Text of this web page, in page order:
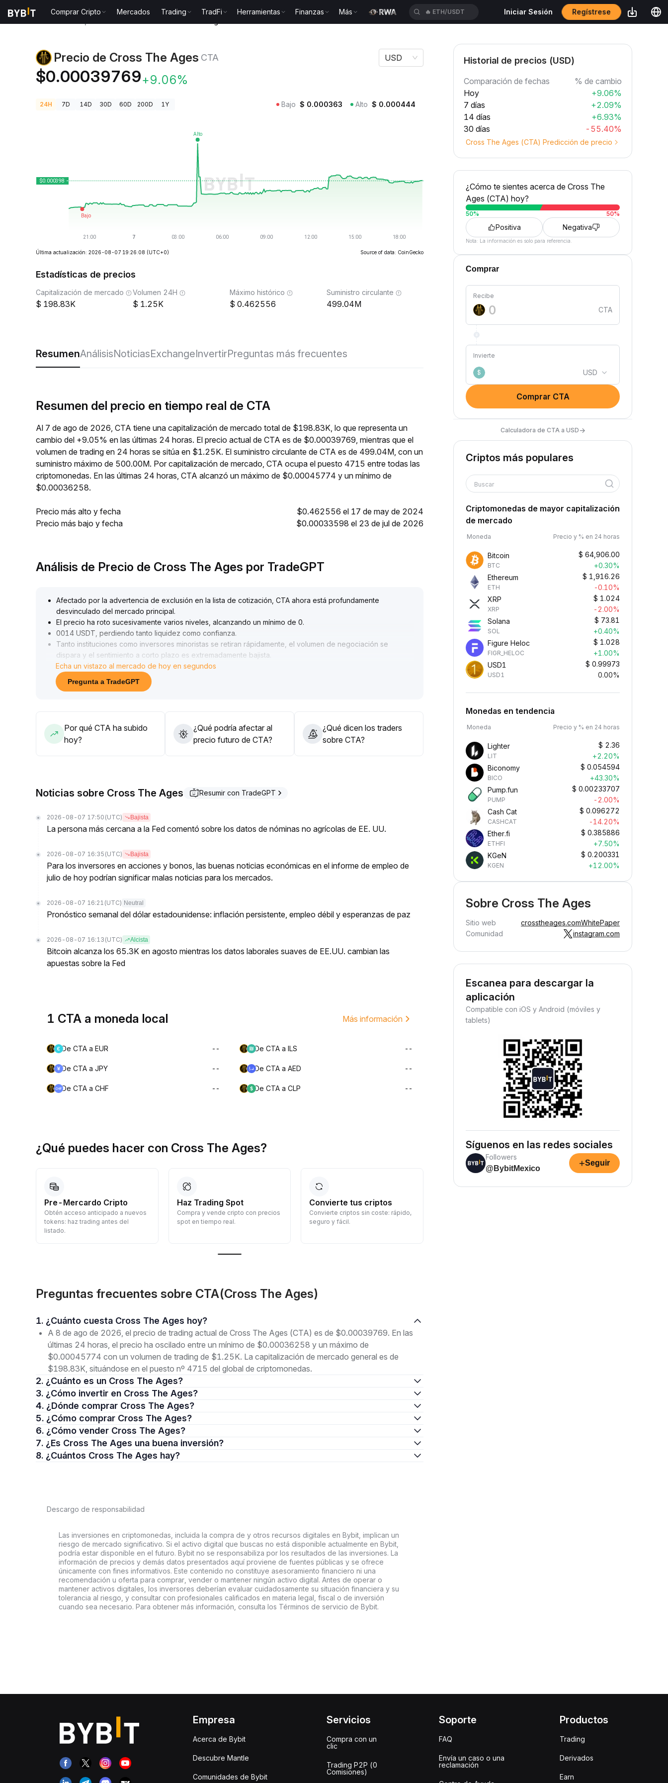
Comprar Cripto Mercados Trading TradFi Herramientas Finanzas Más 🔥 SPCXUSDT Iniciar Sesión Regístrese
Precio de Cross The Ages CTA
$0.00039769+9.06%
USD
24H 7D 14D 30D 60D 200D 1Y Bajo $ 0.000363 Alto $ 0.000444
Última actualización: 2026-08-07 19:26:08 (UTC+0) Source of data: CoinGecko
Estadísticas de precios
Capitalización de mercado
198.83K
Volumen 24H
1.25K
Máximo histórico
0.462556
Suministro circulante
499.04M
ResumenAnálisisNoticiasExchangeInvertirPreguntas más frecuentes
Resumen del precio en tiempo real de CTA
Al 7 de ago de 2026, CTA tiene una capitalización de mercado total de $198.83K, lo que representa un
cambio del +9.05% en las últimas 24 horas. El precio actual de CTA es de $0.00039769, mientras que el
volumen de trading en 24 horas se sitúa en $1.25K. El suministro circulante de CTA es de 499.04M, con un
suministro máximo de 500.00M. Por capitalización de mercado, CTA ocupa el puesto 4715 entre todas las
criptomonedas. En las últimas 24 horas, CTA alcanzó un máximo de $0.00045774 y un mínimo de
$0.00036258.
Precio más alto y fecha
$0.462556 el 17 de may de 2024
Precio más bajo y fecha
$0.00033598 el 23 de jul de 2026
Análisis de Precio de Cross The Ages por TradeGPT
Afectado por la advertencia de exclusión en la lista de cotización, CTA ahora está profundamente
desvinculado del mercado principal.
El precio ha roto sucesivamente varios niveles, alcanzando un mínimo de 0.
0014 USDT, perdiendo tanto liquidez como confianza.
Tanto instituciones como inversores minoristas se retiran rápidamente, el volumen de negociación se
dispara y el sentimiento a corto plazo es extremadamente bajista
Técnicamente, no existen soportes efectivos y el repunte en el rango de 0
0013-0
0016 parece inalcanzable
Echa un vistazo al mercado de hoy en segundos
Pregunta a TradeGPT
Por qué CTA ha subido
hoy?
¿Qué podría afectar al
precio futuro de CTA?
¿Qué dicen los traders
sobre CTA?
Noticias sobre Cross The Ages Resumir con TradeGPT
2026-08-07 17:50 (UTC) Bajista
La persona más cercana a la Fed comentó sobre los datos de nóminas no agrícolas de EE. UU.
2026-08-07 16:35 (UTC) Bajista
Para los inversores en acciones y bonos, las buenas noticias económicas en el informe de empleo de
julio de hoy podrían significar malas noticias para los mercados.
2026-08-07 16:21 (UTC) Neutral
Pronóstico semanal del dólar estadounidense: inflación persistente, empleo débil y esperanzas de paz
2026-08-07 16:13 (UTC) Alcista
Bitcoin alcanza los 65.3K en agosto mientras los datos laborales suaves de EE.UU. cambian las
apuestas sobre la Fed
1 CTA a moneda local Más información
De CTA a EUR -- De CTA a ILS --
De CTA a JPY -- De CTA a AED --
De CTA a CHF -- De CTA a CLP --
¿Qué puedes hacer con Cross The Ages?
Pre-Mercardo Cripto
Obtén acceso anticipado a nuevos
tokens: haz trading antes del
listado.
Haz Trading Spot
Compra y vende cripto con precios
spot en tiempo real.
Convierte tus criptos
Convierte criptos sin coste: rápido,
seguro y fácil.
Preguntas frecuentes sobre CTA(Cross The Ages)
1. ¿Cuánto cuesta Cross The Ages hoy?
A 8 de ago de 2026, el precio de trading actual de Cross The Ages (CTA) es de $0.00039769. En las
últimas 24 horas, el precio ha oscilado entre un mínimo de $0.00036258 y un máximo de
$0.00045774 con un volumen de trading de $1.25K. La capitalización de mercado general es de
$198.83K, situándose en el puesto nº 4715 del global de criptomonedas.
2. ¿Cuánto es un Cross The Ages?
3. ¿Cómo invertir en Cross The Ages?
4. ¿Dónde comprar Cross The Ages?
5. ¿Cómo comprar Cross The Ages?
6. ¿Cómo vender Cross The Ages?
7. ¿Es Cross The Ages una buena inversión?
8. ¿Cuántos Cross The Ages hay?
Descargo de responsabilidad
Las inversiones en criptomonedas, incluida la compra de y otros recursos digitales en Bybit, implican un
riesgo de mercado significativo. Si el activo digital que buscas no está disponible actualmente en Bybit,
podría estar disponible en el futuro. Bybit no se responsabiliza por los resultados de las inversiones. La
información de precios y demás datos presentados aquí proviene de fuentes públicas y se ofrece
únicamente con fines informativos. Este contenido no constituye asesoramiento financiero ni una
recomendación u oferta para comprar, vender o mantener ningún activo digital. Antes de operar o
mantener activos digitales, los inversores deberían evaluar cuidadosamente su situación financiera y su
tolerancia al riesgo, y consultar con profesionales calificados en materia legal, fiscal o de inversión
cuando sea necesario. Para obtener más información, consulta los Términos de servicio de Bybit.
Historial de precios (USD)
Comparación de fechas
% de cambio
Hoy
+9.06%
7 días
+2.09%
14 días
+6.93%
30 días
-55.40%
Cross The Ages (CTA) Predicción de precio
¿Cómo te sientes acerca de Cross The
Ages (CTA) hoy?
50% 50%
Positiva Negativa
Nota: La información es solo para referencia.
Comprar
Recibe
CTA
Invierte
$ USD
Comprar CTA
Calculadora de CTA a USD→
Criptos más populares
Buscar
Criptomonedas de mayor capitalización
de mercado
Moneda Precio y % en 24 horas
Bitcoin
BTC
$ 64,906.00
+0.30%
Ethereum
ETH
$ 1,916.26
-0.10%
XRP
XRP
$ 1.024
-2.00%
Solana
SOL
$ 73.81
+0.40%
Figure Heloc
FIGR_HELOC
$ 1.028
+1.00%
USD1
USD1
$ 0.99973
0.00%
Monedas en tendencia
Moneda Precio y % en 24 horas
Lighter
LIT
$ 2.36
+2.20%
Biconomy
BICO
$ 0.054594
+43.30%
Pump.fun
PUMP
$ 0.00233707
-2.00%
Cash Cat
CASHCAT
$ 0.096272
-14.20%
Ether.fi
ETHFI
$ 0.385886
+7.50%
KGeN
KGEN
$ 0.200331
+12.00%
Sobre Cross The Ages
Sitio web crosstheages.comWhitePaper
Comunidad
instagram.com
Escanea para descargar la
aplicación
Compatible con iOS y Android (móviles y
tablets)
Síguenos en las redes sociales
Followers
@BybitMexico
+Seguir
Empresa
Acerca de Bybit
Descubre Mantle
Comunidades de Bybit
Servicios
Compra con un
clic
Trading P2P (0
Comisiones)
Soporte
FAQ
Envía un caso o una
reclamación
Productos
Trading
Derivados
Earn